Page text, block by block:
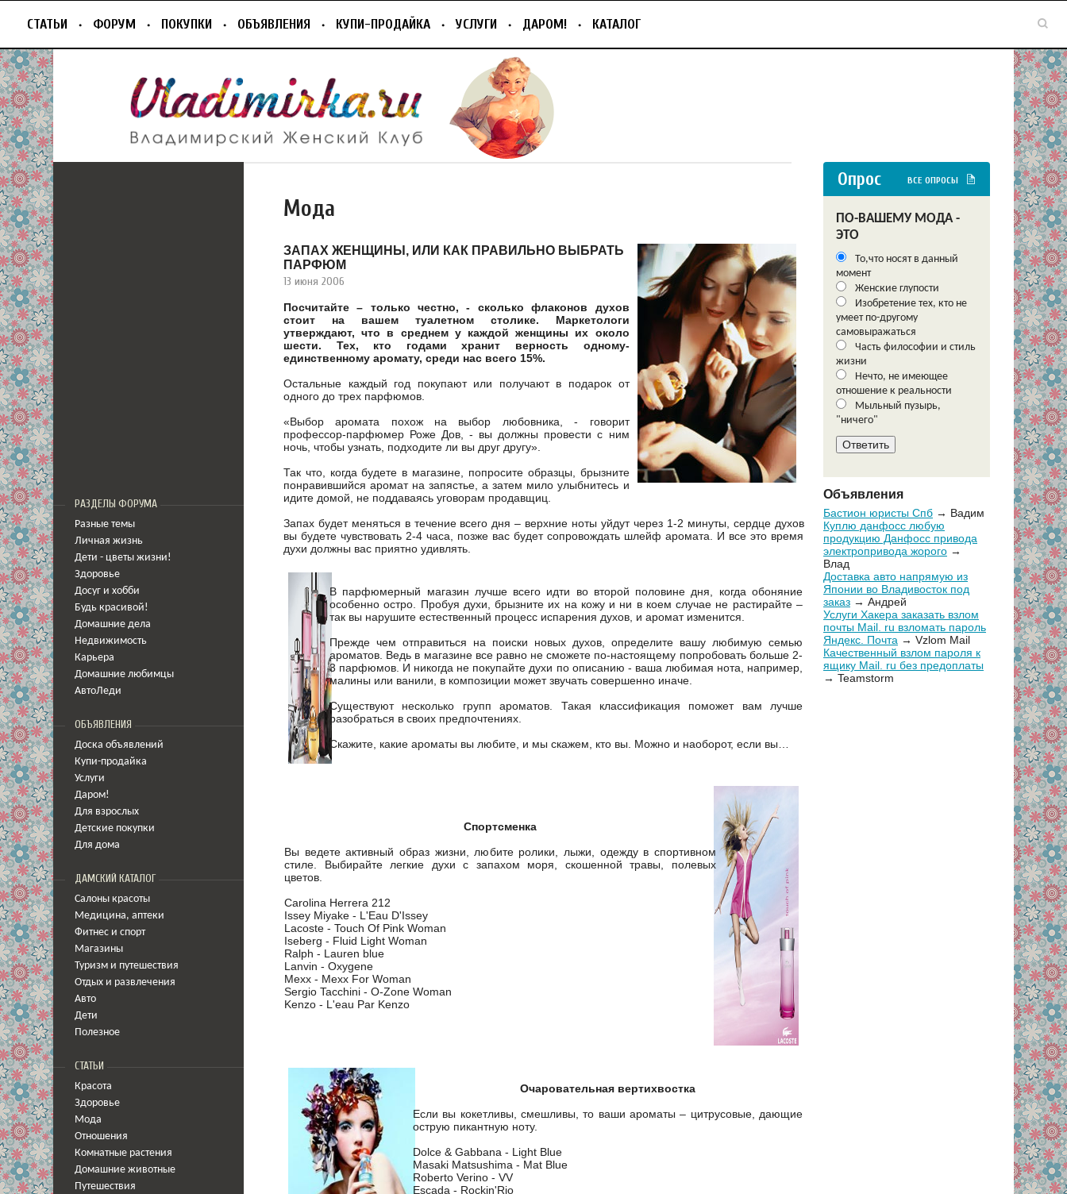
СТАТЬИ ФОРУМ ПОКУПКИ ОБЪЯВЛЕНИЯ КУПИ-ПРОДАЙКА УСЛУГИ ДАРОМ! КАТАЛОГ
РАЗДЕЛЫ ФОРУМА
Разные темы
Личная жизнь
Дети - цветы жизни!
Здоровье
Досуг и хобби
Будь красивой!
Домашние дела
Недвижимость
Карьера
Домашние любимцы
АвтоЛеди
ОБЪЯВЛЕНИЯ
Доска объявлений
Купи-продайка
Услуги
Даром!
Для взрослых
Детские покупки
Для дома
ДАМСКИЙ КАТАЛОГ
Салоны красоты
Медицина, аптеки
Фитнес и спорт
Магазины
Туризм и путешествия
Отдых и развлечения
Авто
Дети
Полезное
СТАТЬИ
Красота
Здоровье
Мода
Отношения
Комнатные растения
Домашние животные
Путешествия
Мода
ЗАПАХ ЖЕНЩИНЫ, ИЛИ КАК ПРАВИЛЬНО ВЫБРАТЬ
ПАРФЮМ
13 июня 2006
Посчитайте – только честно, - сколько флаконов духов
стоит на вашем туалетном столике. Маркетологи
утверждают, что в среднем у каждой женщины их около
шести. Тех, кто годами хранит верность одному-
единственному аромату, среди нас всего 15%.
Остальные каждый год покупают или получают в подарок от
одного до трех парфюмов.
«Выбор аромата похож на выбор любовника, - говорит
профессор-парфюмер Роже Дов, - вы должны провести с ним
ночь, чтобы узнать, подходите ли вы друг другу».
Так что, когда будете в магазине, попросите образцы, брызните
понравившийся аромат на запястье, а затем мило улыбнитесь и
идите домой, не поддаваясь уговорам продавщиц.
Запах будет меняться в течение всего дня – верхние ноты уйдут через 1-2 минуты, сердце духов
вы будете чувствовать 2-4 часа, позже вас будет сопровождать шлейф аромата. И все это время
духи должны вас приятно удивлять.
В парфюмерный магазин лучше всего идти во второй половине дня, когда обоняние
особенно остро. Пробуя духи, брызните их на кожу и ни в коем случае не растирайте –
так вы нарушите естественный процесс испарения духов, и аромат изменится.
Прежде чем отправиться на поиски новых духов, определите вашу любимую семью
ароматов. Ведь в магазине все равно не сможете по-настоящему попробовать больше 2-
3 парфюмов. И никогда не покупайте духи по описанию - ваша любимая нота, например,
малины или ванили, в композиции может звучать совершенно иначе.
Существуют несколько групп ароматов. Такая классификация поможет вам лучше
разобраться в своих предпочтениях.
Cкажите, какие ароматы вы любите, и мы скажем, кто вы. Можно и наоборот, если вы…
Спортсменка
Вы ведете активный образ жизни, любите ролики, лыжи, одежду в спортивном
стиле. Выбирайте легкие духи с запахом моря, скошенной травы, полевых
цветов.
Carolina Herrera 212
Issey Miyake - L'Eau D'Issey
Lacoste - Touch Of Pink Woman
Iseberg - Fluid Light Woman
Ralph - Lauren blue
Lanvin - Oxygene
Mexx - Mexx For Woman
Sergio Tacchini - O-Zone Woman
Kenzo - L'eau Par Kenzo
Очаровательная вертихвостка
Если вы кокетливы, смешливы, то ваши ароматы – цитрусовые, дающие
острую пикантную ноту.
Dolce & Gabbana - Light Blue
Masaki Matsushima - Mat Blue
Roberto Verino - VV
Escada - Rockin'Rio
Опрос ВСЕ ОПРОСЫ
ПО-ВАШЕМУ МОДА -
ЭТО
То,что носят в данный
момент
Женские глупости
Изобретение тех, кто не
умеет по-другому
самовыражаться
Часть философии и стиль
жизни
Нечто, не имеющее
отношение к реальности
Мыльный пузырь,
"ничего"
Объявления
Бастион юристы Спб → Вадим
Куплю данфосс любую
продукцию Данфосс привода
электропривода жорого →
Влад
Доставка авто напрямую из
Японии во Владивосток под
заказ → Андрей
Услуги Хакера заказать взлом
почты Mail. ru взломать пароль
Яндекс. Почта → Vzlom Mail
Качественный взлом пароля к
ящику Mail. ru без предоплаты
→ Teamstorm